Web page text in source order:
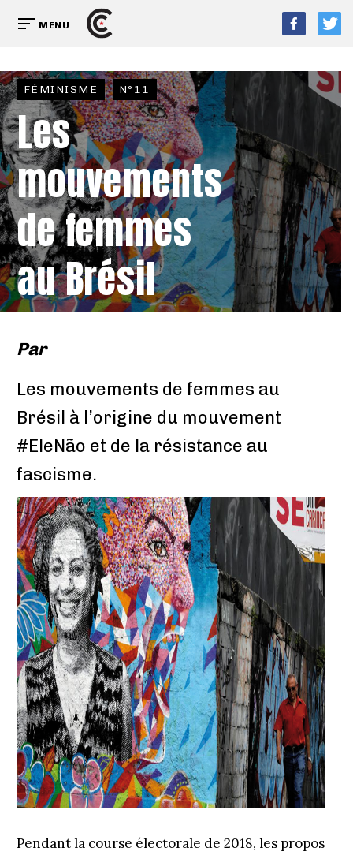
MENU
FÉMINISME N°11
Les
mouvements
de femmes
au Brésil
Par
Les mouvements de femmes au
Brésil à l’origine du mouvement
#EleNão et de la résistance au
fascisme.
Pendant la course électorale de 2018, les propos